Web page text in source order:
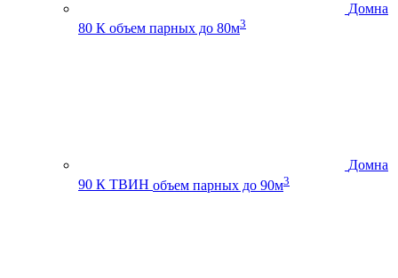
Домна
80 К объем парных до 80м3
Домна
90 К ТВИН объем парных до 90м3